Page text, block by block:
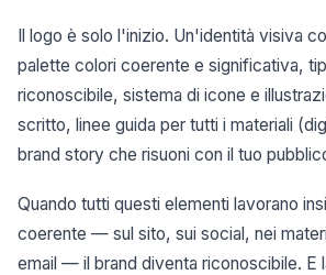
Il logo è solo l'inizio. Un'identità visiva
palette colori coerente e significativa,
riconoscibile, sistema di icone e
scritto, linee guida per tutti i materiali
brand story che risuoni con il tuo
Quando tutti questi elementi lavorano
coerente — sul sito, sui social, nei
email — il brand diventa riconoscibile. E